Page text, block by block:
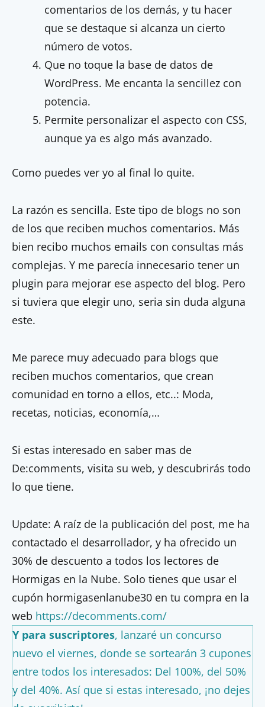
comentarios de los demás, y tu hacer
que se destaque si alcanza un cierto
número de votos.
Que no toque la base de datos de
WordPress. Me encanta la sencillez con
potencia.
Permite personalizar el aspecto con CSS,
aunque ya es algo más avanzado.
Como puedes ver yo al final lo quite.
La razón es sencilla. Este tipo de blogs no son
de los que reciben muchos comentarios. Más
bien recibo muchos emails con consultas más
complejas. Y me parecía innecesario tener un
plugin para mejorar ese aspecto del blog. Pero
si tuviera que elegir uno, seria sin duda alguna
este.
Me parece muy adecuado para blogs que
reciben muchos comentarios, que crean
comunidad en torno a ellos, etc..: Moda,
recetas, noticias, economía,…
Si estas interesado en saber mas de
De:comments, visita su web, y descubrirás todo
lo que tiene.
Update: A raíz de la publicación del post, me ha
contactado el desarrollador, y ha ofrecido un
30% de descuento a todos los lectores de
Hormigas en la Nube. Solo tienes que usar el
cupón hormigasenlanube30 en tu compra en la
web https://decomments.com/
Y para suscriptores, lanzaré un concurso
nuevo el viernes, donde se sortearán 3 cupones
entre todos los interesados: Del 100%, del 50%
y del 40%. Así que si estas interesado, ¡no dejes